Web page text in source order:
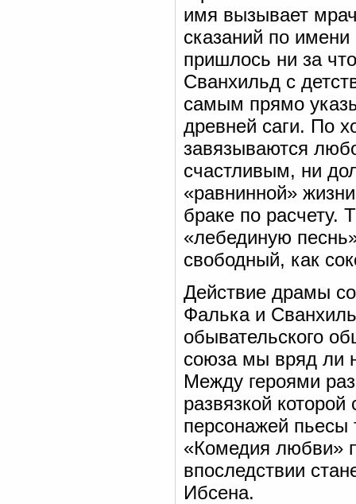
имя вызывает
сказаний по
пришлось ни за
Сванхильд с
самым прямо
древней саги. По
завязываются
счастливым, ни
«равнинной»
браке по
«лебединую
свободный, как
Действие драмы
Фалька и
обывательского
союза мы вряд ли
Между героями
развязкой
персонажей
«Комедия любви»
впоследствии
Ибсена.